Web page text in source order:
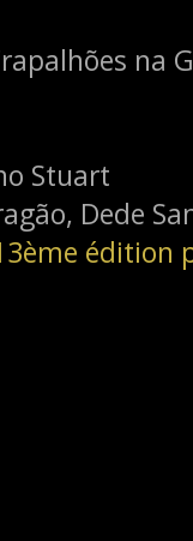
na
Stuart
Dede
édition